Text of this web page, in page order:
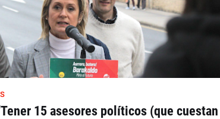
15 asesores políticos (que cuestan